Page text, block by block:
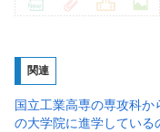
関連
国立工業高専の専攻科か
の大学院に進学している